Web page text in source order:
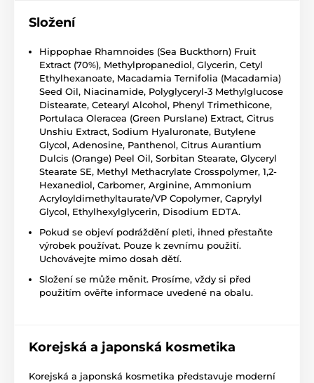
Složení
Hippophae Rhamnoides (Sea Buckthorn) Fruit
Extract (70%), Methylpropanediol, Glycerin, Cetyl
Ethylhexanoate, Macadamia Ternifolia (Macadamia)
Seed Oil, Niacinamide, Polyglyceryl-3 Methylglucose
Distearate, Cetearyl Alcohol, Phenyl Trimethicone,
Portulaca Oleracea (Green Purslane) Extract, Citrus
Unshiu Extract, Sodium Hyaluronate, Butylene
Glycol, Adenosine, Panthenol, Citrus Aurantium
Dulcis (Orange) Peel Oil, Sorbitan Stearate, Glyceryl
Stearate SE, Methyl Methacrylate Crosspolymer, 1,2-
Hexanediol, Carbomer, Arginine, Ammonium
Acryloyldimethyltaurate/VP Copolymer, Caprylyl
Glycol, Ethylhexylglycerin, Disodium EDTA.
Pokud se objeví podráždění pleti, ihned přestaňte
výrobek používat. Pouze k zevnímu použití.
Uchovávejte mimo dosah dětí.
Složení se může měnit. Prosíme, vždy si před
použitím ověřte informace uvedené na obalu.
Korejská a japonská kosmetika
Korejská a japonská kosmetika představuje moderní